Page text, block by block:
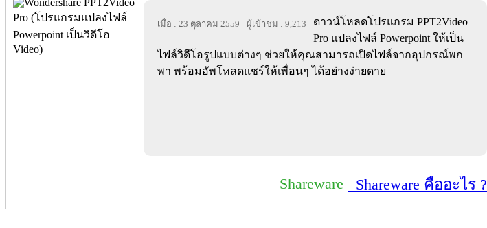
เมื่อ : 23 ตุลาคม 2559 ผู้เข้าชม : 9,213
ดาวน์โหลดโปรแกรม PPT2Video
Pro แปลงไฟล์ Powerpoint ให้เป็น
ไฟล์วิดีโอรูปแบบต่างๆ ช่วยให้คุณสามารถเปิดไฟล์จากอุปกรณ์พก
พา พร้อมอัพโหลดแชร์ให้เพื่อนๆ ได้อย่างง่ายดาย
Shareware Shareware คืออะไร ?